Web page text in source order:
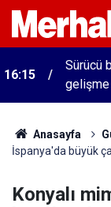
16:15
Sürücü
gelişme
Anasayfa
İspanya'da büyük
Konyalı